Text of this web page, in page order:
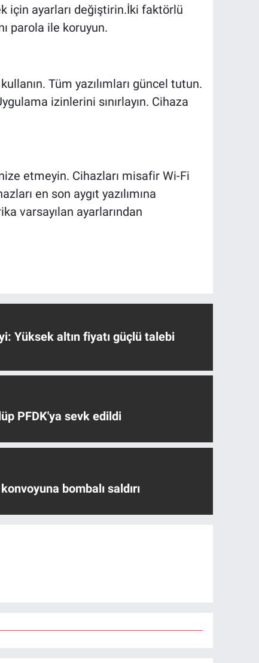
için ayarları değiştirin.İki faktörlü
parola ile koruyun.
Tüm yazılımları güncel tutun.
izinlerini sınırlayın. Cihaza
etmeyin. Cihazları misafir Wi-Fi
en son aygıt yazılımına
varsayılan ayarlarından
Yüksek altın fiyatı güçlü talebi
PFDK'ya sevk edildi
bombalı saldırı